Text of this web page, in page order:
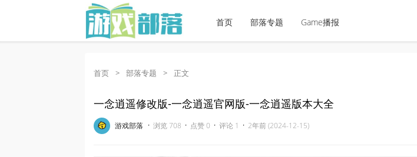
首页 部落专题 Game播报
首页 > 部落专题 > 正文
一念逍遥修改版-一念逍遥官网版-一念逍遥版本大全
游戏部落 · 浏览 708 · 点赞 0 · 评论 1 · 2年前 (2024-12-15)